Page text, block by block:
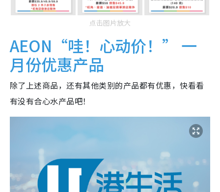
点击图片放大
AEON“哇！心动价！” 一
月份优惠产品
除了上述商品，还有其他类别的产品都有优惠，快看看
有没有合心水产品吧！